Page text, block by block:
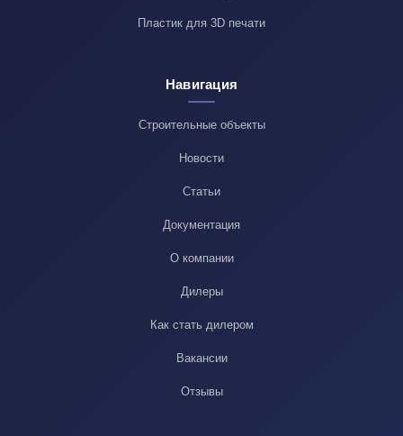
Пластик для 3D печати
Навигация
Строительные объекты
Новости
Статьи
Документация
О компании
Дилеры
Как стать дилером
Вакансии
Отзывы